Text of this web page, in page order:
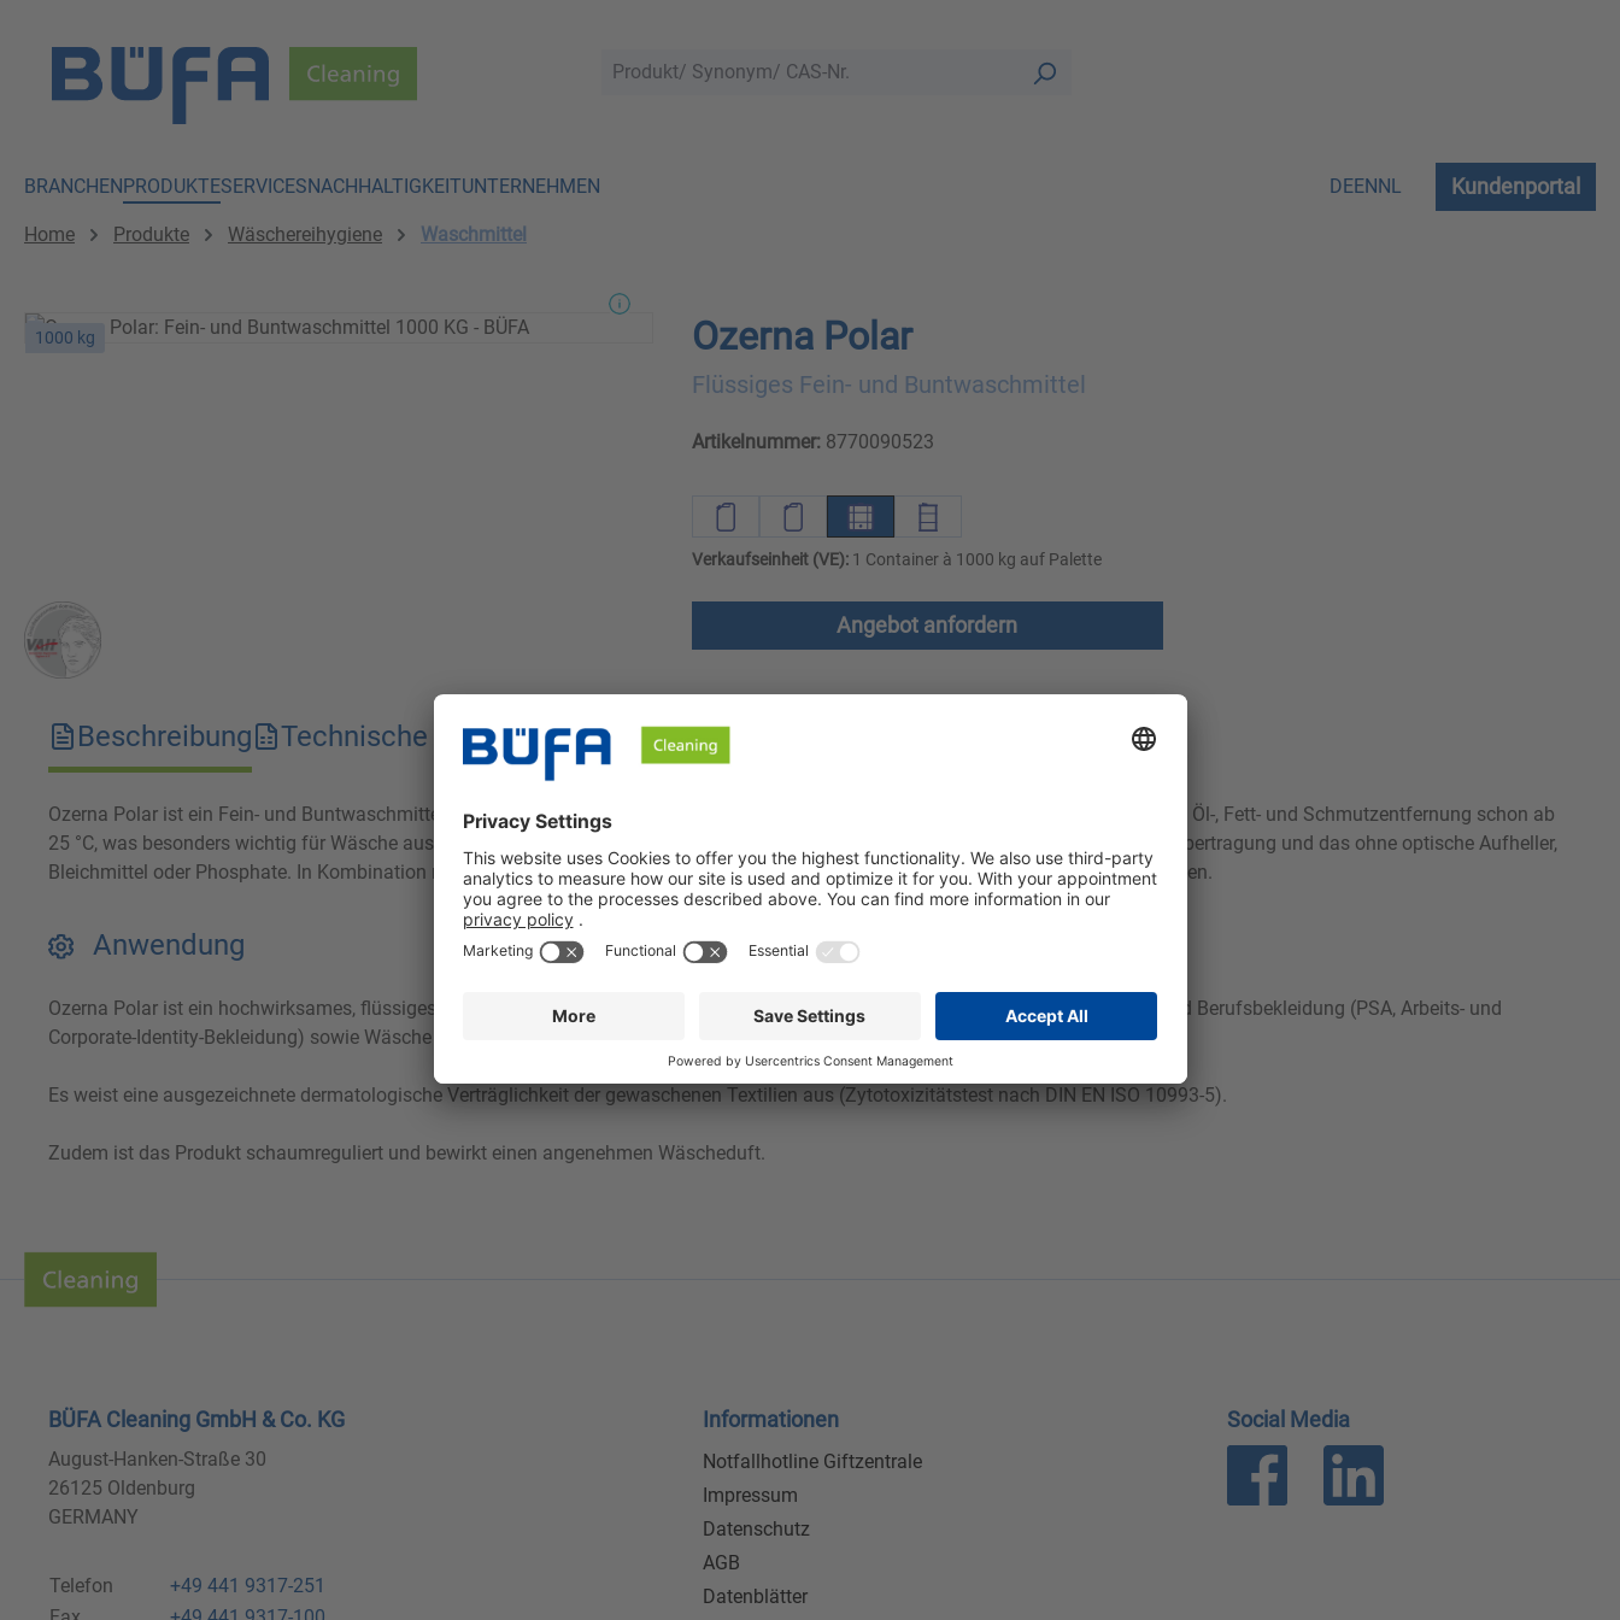
BRANCHENPRODUKTESERVICESNACHHALTIGKEITUNTERNEHMEN DEENNL Kundenportal
Home Produkte Wäschereihygiene Waschmittel
1000 kg Ozerna Polar
Flüssiges Fein- und Buntwaschmittel
Artikelnummer:8770090523
Verkaufseinheit (VE):1 Container à 1000 kg auf Palette
Angebot anfordern
Beschreibung Technische Merkmale Downloads
Ozerna Polar ist ein Fein- und Buntwaschmittel für waschbare Oberbekleidung, Sport- und Berufsbekleidung. Es hat eine hervorragende Öl-, Fett- und Schmutzentfernung schon ab
25 °C, was besonders wichtig für Wäsche aus der Hotellerie und Gastronomie ist. Ozerna Polar frischt Farben auf und verhindert Farbübertragung und das ohne optische Aufheller,
Bleichmittel oder Phosphate. In Kombination mit Lizerna Sept* ist unser Produkt bei 40 °C als Wäschedesinfektion beim VAH eingetragen.
Anwendung
Ozerna Polar ist ein hochwirksames, flüssiges Buntwaschmittel für die professionelle Pflege von waschbarer Obergarderobe, Sport- und Berufsbekleidung (PSA, Arbeits- und
Corporate-Identity-Bekleidung) sowie Wäsche aus der Hotellerie und Gastronomie.
Es weist eine ausgezeichnete dermatologische Verträglichkeit der gewaschenen Textilien aus (Zytotoxizitätstest nach DIN EN ISO 10993-5).
Zudem ist das Produkt schaumreguliert und bewirkt einen angenehmen Wäscheduft.
BÜFA Cleaning GmbH & Co. KG
August-Hanken-Straße 30
26125 Oldenburg
GERMANY
Telefon
+49 441 9317-251
Informationen
Notfallhotline Giftzentrale
Impressum
Datenschutz
AGB
Datenblätter
Social Media